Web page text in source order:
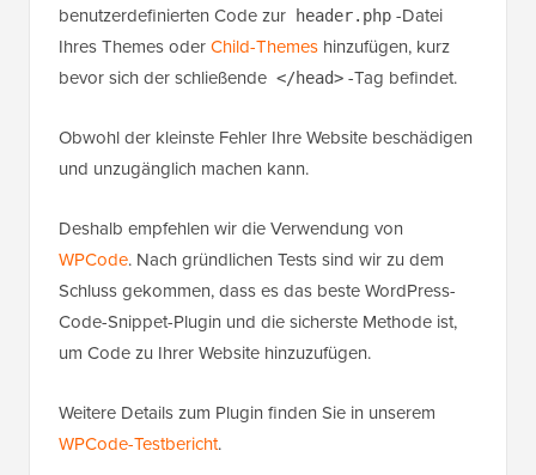
benutzerdefinierten Code zur header.php -Datei
Ihres Themes oderChild-Themes hinzufügen, kurz
bevor sich der schließende </head> -Tag befindet.
Obwohl der kleinste Fehler Ihre Website beschädigen
und unzugänglich machen kann.
Deshalb empfehlen wir die Verwendung von
WPCode. Nach gründlichen Tests sind wir zu dem
Schluss gekommen, dass es das beste WordPress-
Code-Snippet-Plugin und die sicherste Methode ist,
um Code zu Ihrer Website hinzuzufügen.
Weitere Details zum Plugin finden Sie in unserem
WPCode-Testbericht.